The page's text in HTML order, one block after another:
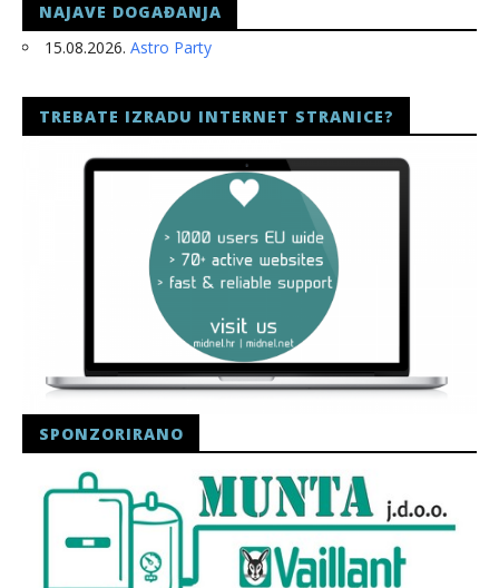
NAJAVE DOGAĐANJA
15.08.2026. Astro Party
TREBATE IZRADU INTERNET STRANICE?
SPONZORIRANO